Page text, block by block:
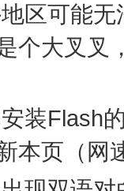
区可能
个大叉叉
装Flash
本页（网